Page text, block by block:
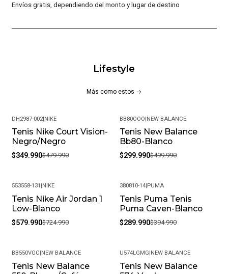
Envíos gratis, dependiendo del monto y lugar de destino
Lifestyle
Más como estos
-27%
DH2987-002|NIKE
Tenis Nike Court Vision-
Negro/Negro
$349.990$479.990
-40%
BB80OOO|NEW BALANCE
Tenis New Balance
Bb80-Blanco
$299.990$499.990
-20%
553558-131 NIKE
Tenis Nike Air Jordan 1
Low-Blanco
$579.990$724.990
-27%
380810-14 PUMA
Tenis Puma Tenis
Puma Caven-Blanco
$289.990$394.990
-24%
BB550VGC NEW BALANCE
Tenis New Balance
-25%
U574LGMG NEW BALANCE
Tenis New Balance